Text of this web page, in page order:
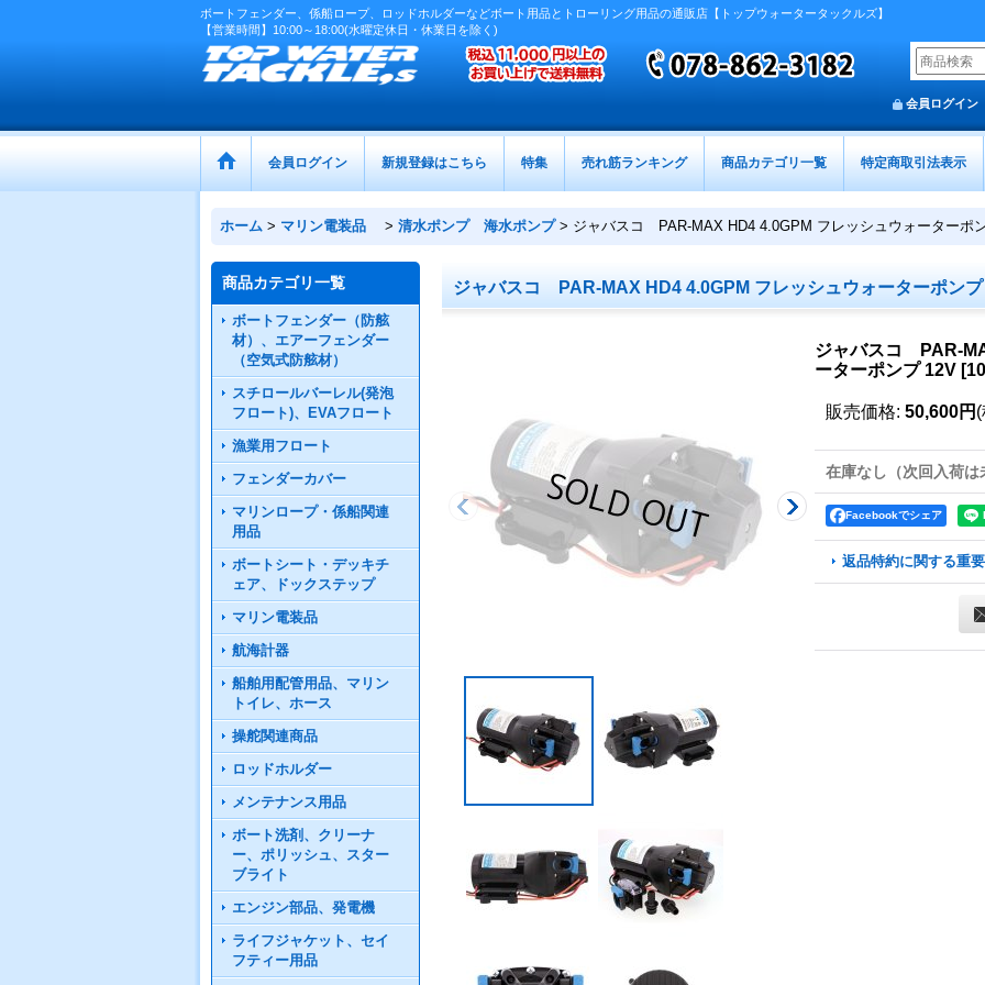
ボートフェンダー、係船ロープ、ロッドホルダーなどボート用品とトローリング用品の通販店【トップウォータータックルズ】
【営業時間】10:00～18:00(水曜定休日・休業日を除く)
会員ログイン
会員ログイン 新規登録はこちら 特集 売れ筋ランキング 商品カテゴリ一覧 特定商取引法表示
ホーム > マリン電装品 > 清水ポンプ 海水ポンプ > ジャバスコ PAR-MAX HD4 4.0GPM フレッシュウォーターポ
商品カテゴリ一覧
ボートフェンダー（防舷
材）、エアーフェンダー
（空気式防舷材）
スチロールバーレル(発泡
フロート)、EVAフロート
漁業用フロート
フェンダーカバー
マリンロープ・係船関連
用品
ボートシート・デッキチ
ェア、ドックステップ
マリン電装品
航海計器
船舶用配管用品、マリン
トイレ、ホース
操舵関連商品
ロッドホルダー
メンテナンス用品
ボート洗剤、クリーナ
ー、ポリッシュ、スター
ブライト
エンジン部品、発電機
ライフジャケット、セイ
フティー用品
ジャバスコ PAR-MAX HD4 4.0GPM フレッシュウォーターポン
ジャバスコ PAR-
ーターポンプ 12V [
販売価格: 50,600円
在庫なし（次回入荷は
Facebookでシェア
返品特約に関する重